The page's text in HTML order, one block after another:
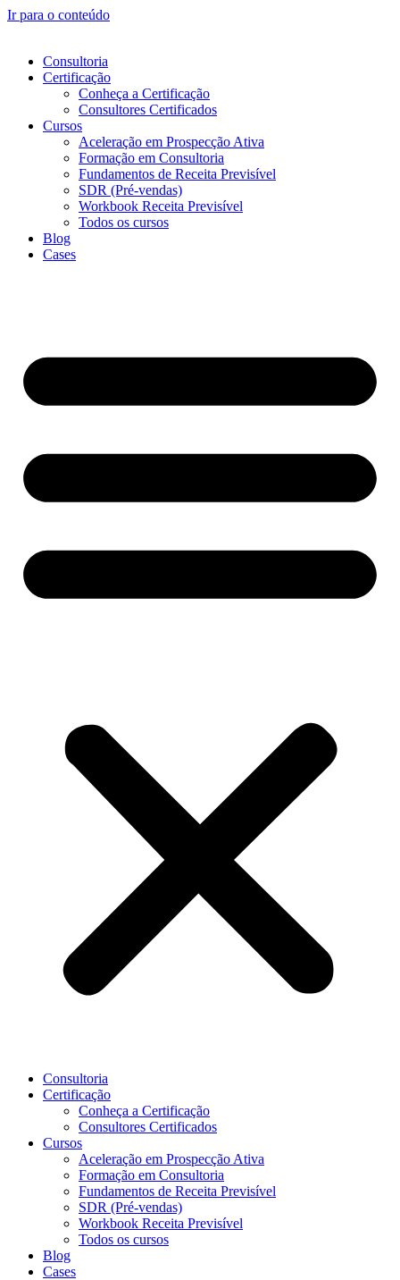
Ir para o conteúdo
Consultoria
Certificação
Conheça a Certificação
Consultores Certificados
Cursos
Aceleração em Prospecção Ativa
Formação em Consultoria
Fundamentos de Receita Previsível
SDR (Pré-vendas)
Workbook Receita Previsível
Todos os cursos
Blog
Cases
Consultoria
Certificação
Conheça a Certificação
Consultores Certificados
Cursos
Aceleração em Prospecção Ativa
Formação em Consultoria
Fundamentos de Receita Previsível
SDR (Pré-vendas)
Workbook Receita Previsível
Todos os cursos
Blog
Cases